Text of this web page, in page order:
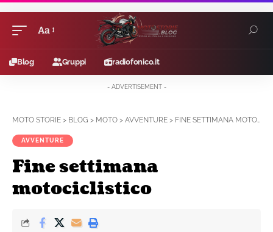
Aa
Blog Gruppi radiofonico.it
- ADVERTISEMENT -
MOTO STORIE > BLOG > MOTO > AVVENTURE > FINE SETTIMANA MOTOCICLISTICO
AVVENTURE
Fine settimana
motociclistico